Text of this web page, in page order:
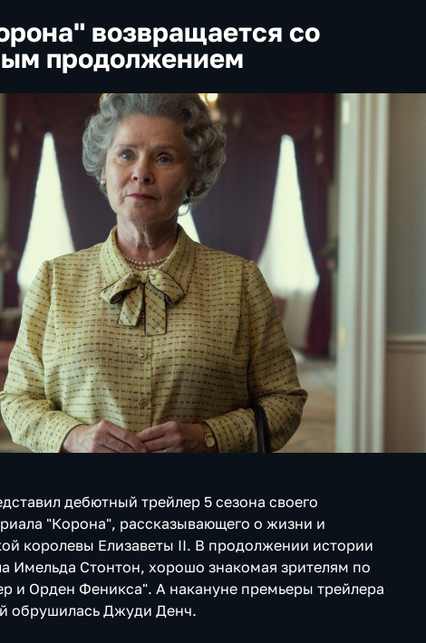
возвращается со
продолжением
дебютный трейлер 5 сезона своего
"Корона", рассказывающего о жизни и
королевы Елизаветы II. В продолжении истории
Имельда Стонтон, хорошо знакомая зрителям по
и Орден Феникса". А накануне премьеры трейлера
обрушилась Джуди Денч.